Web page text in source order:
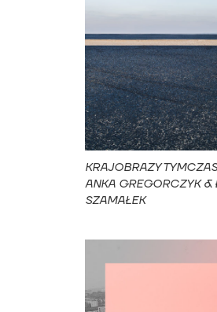
KRAJOBRAZY
ANKA GREGORCZYK &
SZAMAŁEK